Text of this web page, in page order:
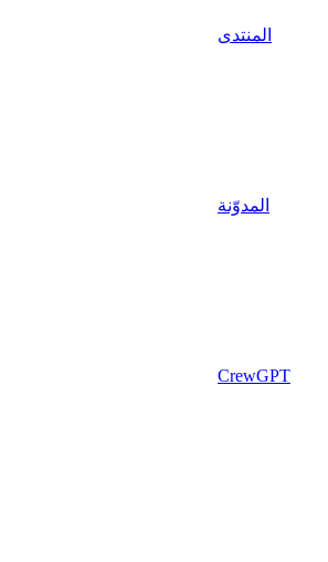
المنتدى
المدوّنة
CrewGPT